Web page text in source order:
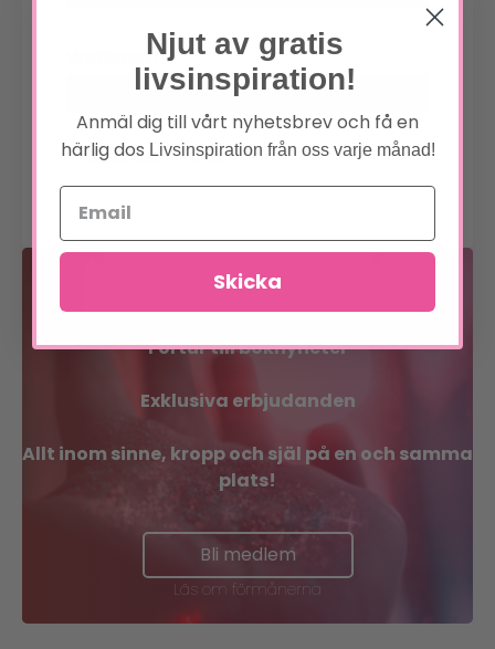
Webbplats
Bli medlem
Förtur till boknyheter
Exklusiva erbjudanden
Allt inom sinne, kropp och själ på en och samma
plats!
Bli medlem
Läs om förmånerna
Njut av gratis
livsinspiration!
Anmäl dig till vårt nyhetsbrev och få en
härlig dos Livsinspiration från oss varje månad!
Skicka